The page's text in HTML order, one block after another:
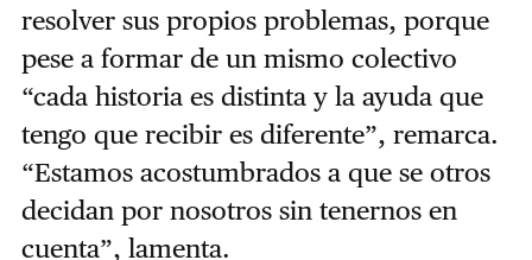
resolver sus propios problemas, porque
pese a formar de un mismo colectivo
“cada historia es distinta y la ayuda que
tengo que recibir es diferente”, remarca.
“Estamos acostumbrados a que se otros
decidan por nosotros sin tenernos en
cuenta”, lamenta.